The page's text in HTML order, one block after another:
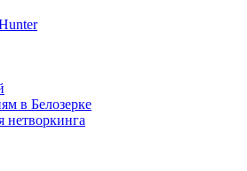
в Белозерке
нетворкинга